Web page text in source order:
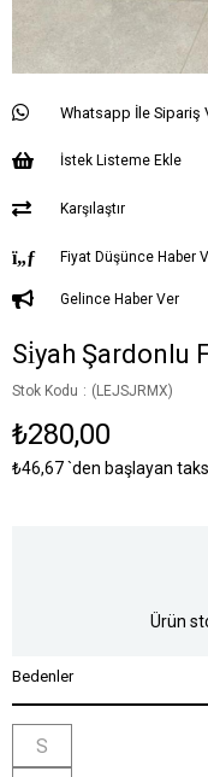
Whatsapp İle Sipariş
İstek Listeme Ekle
Karşılaştır
Fiyat Düşünce Haber
Gelince Haber Ver
Si̇yah Şardonlu
Stok Kodu (LEJSJRMX)
₺280,00
₺46,67`den başlayan
Ürün
Bedenler
S